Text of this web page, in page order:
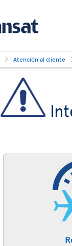
Atención al cliente